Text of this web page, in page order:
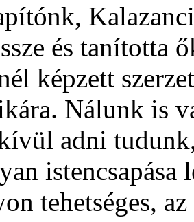
és tanította
képzett
Nálunk is
adni
istencsapása
tehetséges,